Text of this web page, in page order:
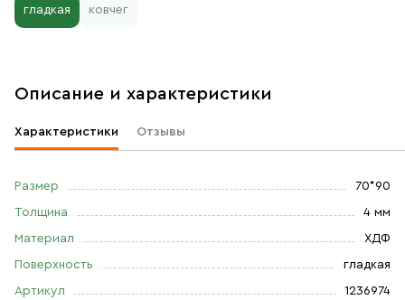
гладкая ковчег
Описание и характеристики
Характеристики Отзывы
Размер 70*90
Толщина 4 мм
Материал ХДФ
Поверхность гладкая
Артикул 1236974